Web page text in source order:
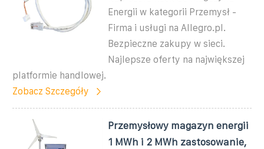
Energii w kategorii Przemysł -
Firma i usługi na Allegro.pl.
Bezpieczne zakupy w sieci.
Najlepsze oferty na największej
platformie handlowej.
Zobacz Szczegóły
Przemysłowy magazyn energii
1 MWh i 2 MWh zastosowanie,